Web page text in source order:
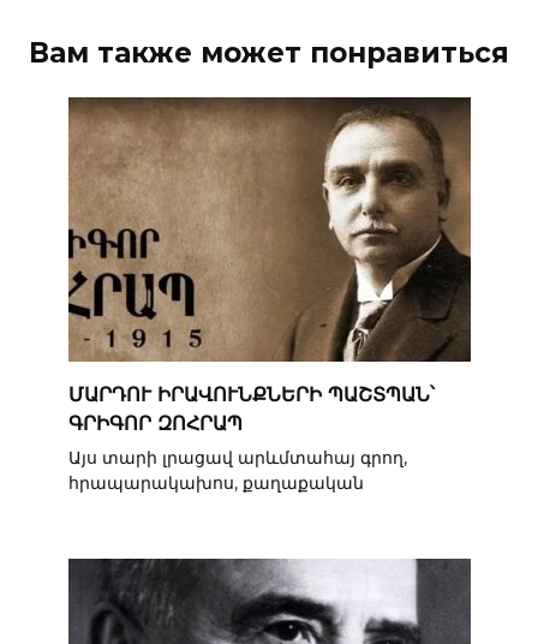
Вам также может понравиться
ՄԱՐԴՈՒ ԻՐԱՎՈՒՆՔՆԵՐԻ ՊԱՇՏՊԱՆ՝
ԳՐԻԳՈՐ ԶՈՀՐԱՊ
Այս տարի լրացավ արևմտահայ գրող,
հրապարակախոս, քաղաքական